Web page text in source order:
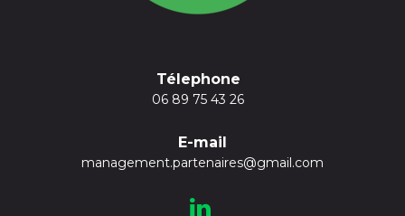
Télephone
06 89 75 43 26
E-mail
management.partenaires@gmail.com